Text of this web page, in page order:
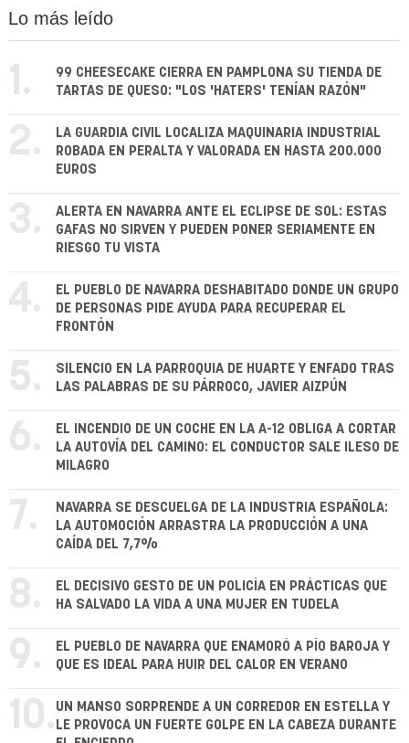
Lo más leído
1.
99 CHEESECAKE CIERRA EN PAMPLONA SU TIENDA DE
TARTAS DE QUESO: "LOS 'HATERS' TENÍAN RAZÓN"
2.
LA GUARDIA CIVIL LOCALIZA MAQUINARIA INDUSTRIAL
ROBADA EN PERALTA Y VALORADA EN HASTA 200.000
EUROS
3.
ALERTA EN NAVARRA ANTE EL ECLIPSE DE SOL: ESTAS
GAFAS NO SIRVEN Y PUEDEN PONER SERIAMENTE EN
RIESGO TU VISTA
4.
EL PUEBLO DE NAVARRA DESHABITADO DONDE UN GRUPO
DE PERSONAS PIDE AYUDA PARA RECUPERAR EL
FRONTÓN
5.
SILENCIO EN LA PARROQUIA DE HUARTE Y ENFADO TRAS
LAS PALABRAS DE SU PÁRROCO, JAVIER AIZPÚN
6.
EL INCENDIO DE UN COCHE EN LA A-12 OBLIGA A CORTAR
LA AUTOVÍA DEL CAMINO: EL CONDUCTOR SALE ILESO DE
MILAGRO
7.
NAVARRA SE DESCUELGA DE LA INDUSTRIA ESPAÑOLA:
LA AUTOMOCIÓN ARRASTRA LA PRODUCCIÓN A UNA
CAÍDA DEL 7,7%
8.
EL DECISIVO GESTO DE UN POLICÍA EN PRÁCTICAS QUE
HA SALVADO LA VIDA A UNA MUJER EN TUDELA
9.
EL PUEBLO DE NAVARRA QUE ENAMORÓ A PÍO BAROJA Y
QUE ES IDEAL PARA HUIR DEL CALOR EN VERANO
10. UN MANSO SORPRENDE A UN CORREDOR EN ESTELLA Y
LE PROVOCA UN FUERTE GOLPE EN LA CABEZA DURANTE